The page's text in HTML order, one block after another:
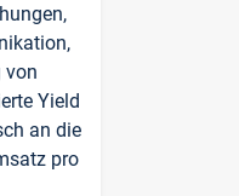
von
Yield
an die
pro